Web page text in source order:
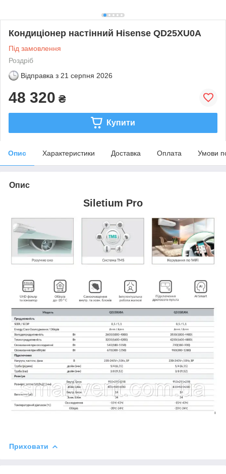
Кондиціонер настінний Hisense QD25XU0A
Під замовлення
Роздріб
Відправка з 21 серпня 2026
48 320 ₴
Купити
Опис Характеристики Доставка Оплата Умови
Опис
Siletium Pro
Приховати